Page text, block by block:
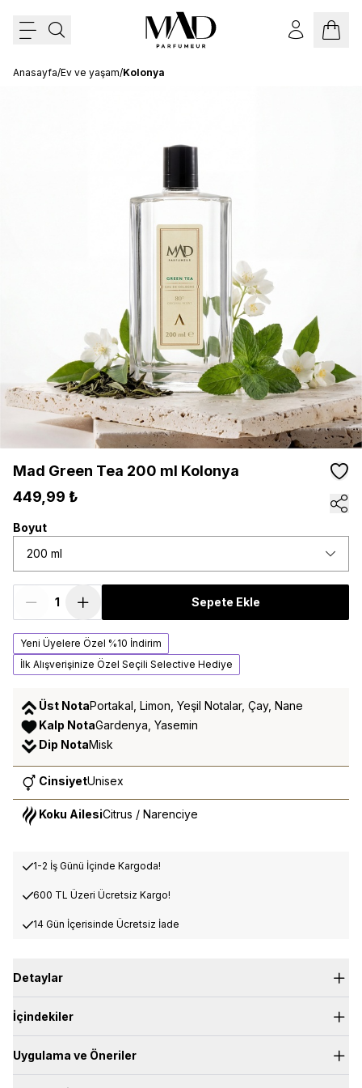
Anasayfa/Ev ve yaşam/Kolonya
Mad Green Tea 200 ml Kolonya
449,99 ₺
Boyut
200 ml
Sepete Ekle
Yeni Üyelere Özel %10 İndirim
İlk Alışverişinize Özel Seçili Selective Hediye
Üst NotaPortakal, Limon, Yeşil Notalar, Çay, Nane
Kalp NotaGardenya, Yasemin
Dip NotaMisk
CinsiyetUnisex
Koku AilesiCitrus / Narenciye
1-2 İş Günü İçinde Kargoda!
600 TL Üzeri Ücretsiz Kargo!
14 Gün İçerisinde Ücretsiz İade
Detaylar
dinginleştirici yeşil çayın narin beyaz çiçeklerle sarmalandığı
doğadan gelen taze bir dokunuş…
Üst Nota:Yeşil Çay, Portakal, Limon, Nane
İçindekiler
Uygulama ve Öneriler